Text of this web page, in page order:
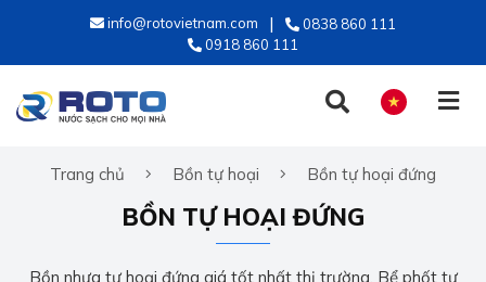
info@rotovietnam.com
0838 860 111
0918 860 111
TIẾNG VIỆT
Trang chủ Bồn tự hoại Bồn tự hoại đứng
BỒN TỰ HOẠI ĐỨNG
Bồn nhựa tự hoại đứng giá tốt nhất thị trường. Bể phốt tự